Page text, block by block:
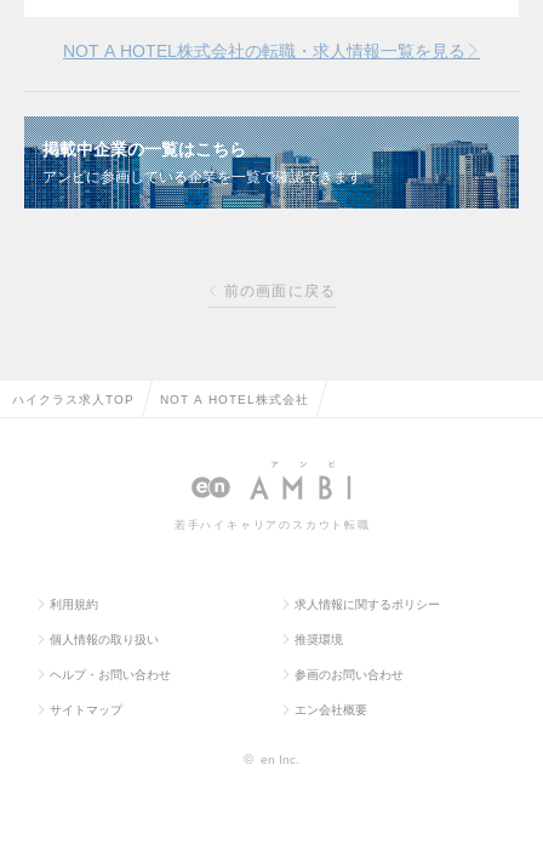
NOT A HOTEL株式会社の転職・求人情報一覧を見る
掲載中企業の一覧はこちら
アンビに参画している企業を一覧で確認できます
前の画面に戻る
ハイクラス求人TOP NOT A HOTEL株式会社
若手ハイキャリアのスカウト転職
利用規約 求人情報に関するポリシー
個人情報の取り扱い 推奨環境
ヘルプ・お問い合わせ 参画のお問い合わせ
サイトマップ エン会社概要
© en Inc.